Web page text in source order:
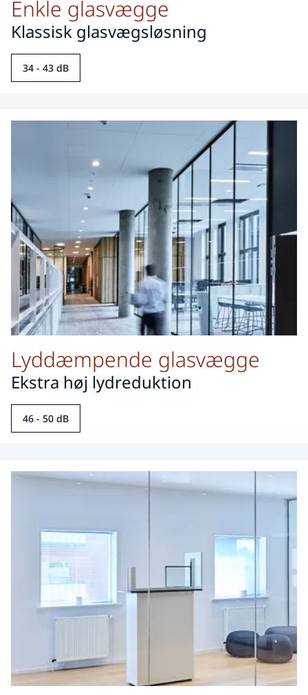
Enkle glasvægge
Klassisk glasvægsløsning
34 - 43 dB
Lyddæmpende glasvægge
Ekstra høj lydreduktion
46 - 50 dB